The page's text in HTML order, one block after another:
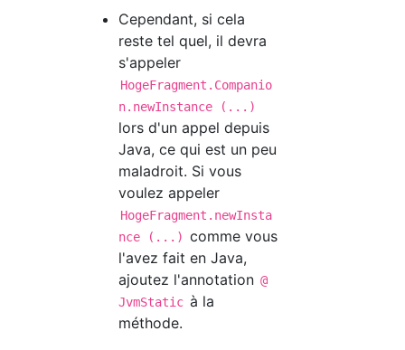
Cependant, si cela
reste tel quel, il devra
s'appeler
HogeFragment.Companio
n.newInstance (...)
lors d'un appel depuis
Java, ce qui est un peu
maladroit. Si vous
voulez appeler
HogeFragment.newInsta
nce (...) comme vous
l'avez fait en Java,
ajoutez l'annotation @
JvmStatic à la
méthode.